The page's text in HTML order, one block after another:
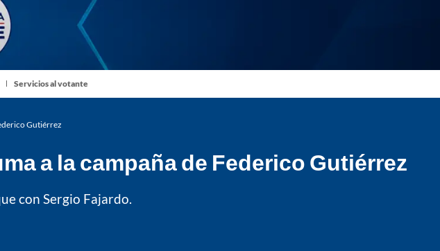
Servicios al votante
Gutiérrez
a la campaña de Federico Gutiérrez
con Sergio Fajardo.